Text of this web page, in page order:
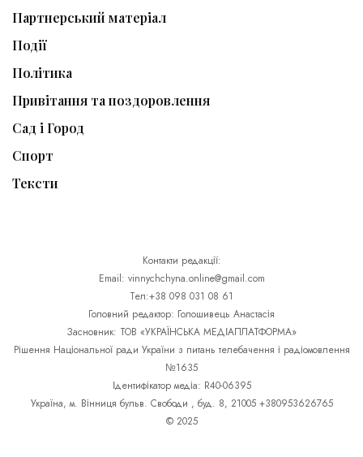
Партнерський матеріал
Події
Політика
Привітання та поздоровлення
Сад і Город
Спорт
Тексти
Контакти редакції:
Email: vinnychchyna.online@gmail.com
Тел:+38 098 031 08 61
Головний редактор: Голошивець Анастасія
Засновник: ТОВ «УКРАЇНСЬКА МЕДІАПЛАТФОРМА»
Рішення Національної ради України з питань телебачення і радіомовлення
№1635
Ідентифікатор медіа: R40-06395
Україна, м. Вінниця бульв. Свободи , буд. 8, 21005 +380953626765
© 2025